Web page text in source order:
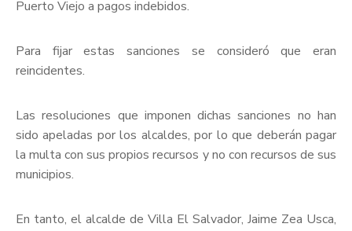
Puerto Viejo a pagos indebidos.
Para fijar estas sanciones se consideró que eran
reincidentes.
Las resoluciones que imponen dichas sanciones no han
sido apeladas por los alcaldes, por lo que deberán pagar
la multa con sus propios recursos y no con recursos de sus
municipios.
En tanto, el alcalde de Villa El Salvador, Jaime Zea Usca,